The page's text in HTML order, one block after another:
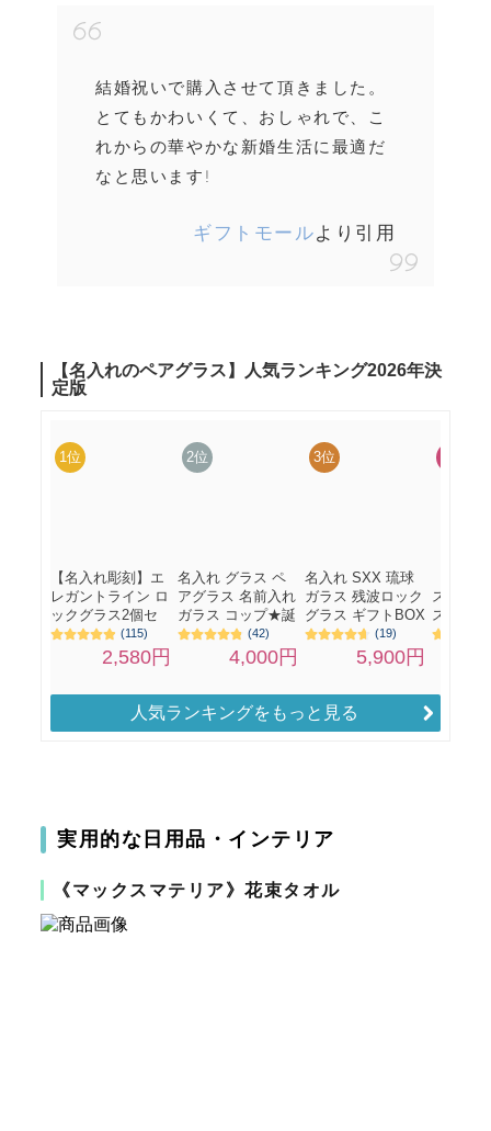
結婚祝いで購入させて頂きました。
とてもかわいくて、おしゃれで、こ
れからの華やかな新婚生活に最適だ
なと思います!
ギフトモールより引用
人気ランキングをもっと見る
実用的な日用品・インテリア
《マックスマテリア》花束タオル